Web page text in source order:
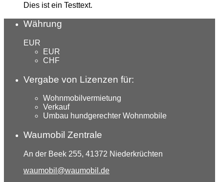
Dies ist ein Testtext.
Währung
EUR
EUR
CHF
Vergabe von Lizenzen für:
Wohnmobilvermietung
Verkauf
Umbau hundgerechter Wohnmobile
Waumobil Zentrale
An der Beek 255, 41372 Niederkrüchten
waumobil@waumobil.de